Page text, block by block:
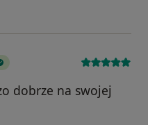
dobrze na swojej